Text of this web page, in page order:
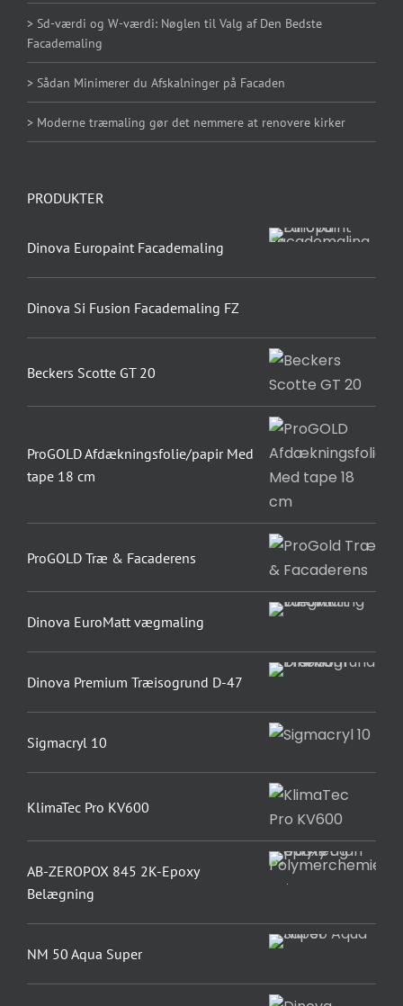
> Sd-værdi og W-værdi: Nøglen til Valg af Den Bedste
Facademaling
> Sådan Minimerer du Afskalninger på Facaden
> Moderne træmaling gør det nemmere at renovere kirker
PRODUKTER
Dinova Europaint Facademaling
Dinova Si Fusion Facademaling FZ
Beckers Scotte GT 20
ProGOLD Afdækningsfolie/papir Med
tape 18 cm
ProGOLD Træ & Facaderens
Dinova EuroMatt vægmaling
Dinova Premium Træisogrund D-47
Sigmacryl 10
KlimaTec Pro KV600
AB-ZEROPOX 845 2K-Epoxy
Belægning
NM 50 Aqua Super